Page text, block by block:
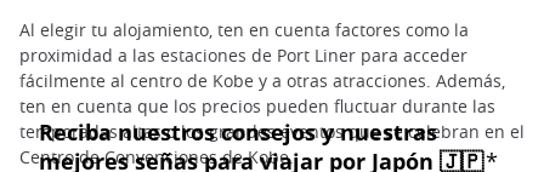
Al elegir tu alojamiento, ten en cuenta factores como la
proximidad a las estaciones de Port Liner para acceder
fácilmente al centro de Kobe y a otras atracciones. Además,
ten en cuenta que los precios pueden fluctuar durante las
temporadas altas o los grandes eventos que se celebran en el
Centro de Convenciones de Kobe.